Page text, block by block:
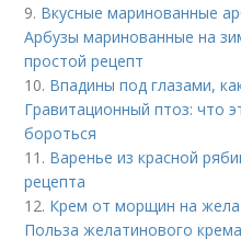
9. Вкусные маринованные
Арбузы маринованные на
простой рецепт
10. Впадины под глазами,
Гравитационный птоз: что
бороться
11. Варенье из красной
рецепта
12. Крем от морщин на
Польза желатинового